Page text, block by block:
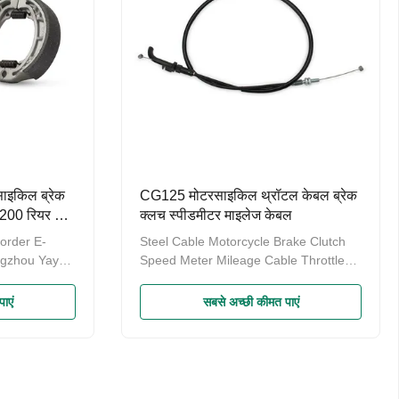
ब्रेक
रियर और
E-
Yaye
in
with a
CG125 मोटरसाइकिल थ्रॉटल केबल ब्रेक
क्लच स्पीडमीटर माइलेज केबल
Steel Cable Motorcycle Brake Clutch
Speed Meter Mileage Cable Throttle
Paramentersसबसे अच्छी कीमत पाएं